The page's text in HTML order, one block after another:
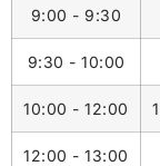
9:00 - 9:30
9:30 - 10:00
10:00 - 12:00
12:00 - 13:00